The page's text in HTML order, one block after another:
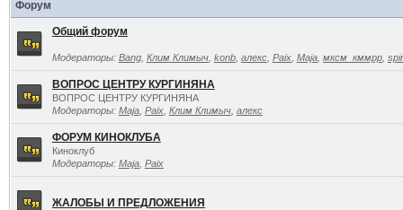
Форум
Общий форум
Модераторы: Bang, Клим Климыч, konb, алекс, Paix, Maja, мксм_кммрр,
ВОПРОС ЦЕНТРУ КУРГИНЯНА
ВОПРОС ЦЕНТРУ КУРГИНЯНА
Модераторы: Maja, Paix, Клим Климыч, алекс
ФОРУМ КИНОКЛУБА
Киноклуб
Модераторы: Maja, Paix
ЖАЛОБЫ И ПРЕДЛОЖЕНИЯ